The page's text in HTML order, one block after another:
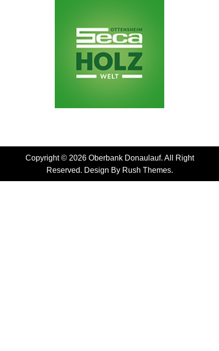
Copyright © 2026 Oberbank Donaulauf. All Right
Reserved. Design By Rush Themes.